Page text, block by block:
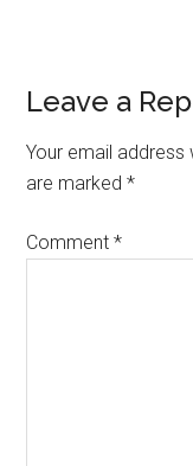
Reader
Leave a
Your email address
are marked*
Comment*